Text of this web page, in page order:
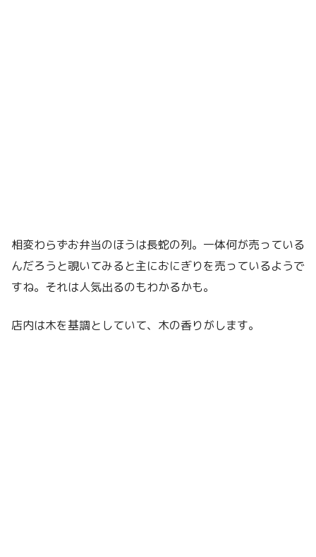
相変わらずお弁当のほうは長蛇の列。一体何が売っている
んだろうと覗いてみると主におにぎりを売っているようで
すね。それは人気出るのもわかるかも。
店内は木を基調としていて、木の香りがします。